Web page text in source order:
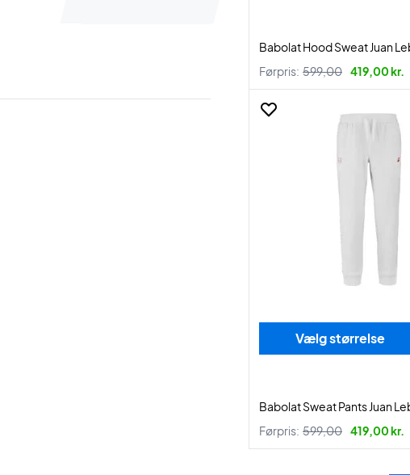
Babolat Hood Sweat Juan
Førpris: 599,00 419,00 kr.
Vælg størrelse
Babolat Sweat Pants Juan
Førpris: 599,00 419,00 kr.